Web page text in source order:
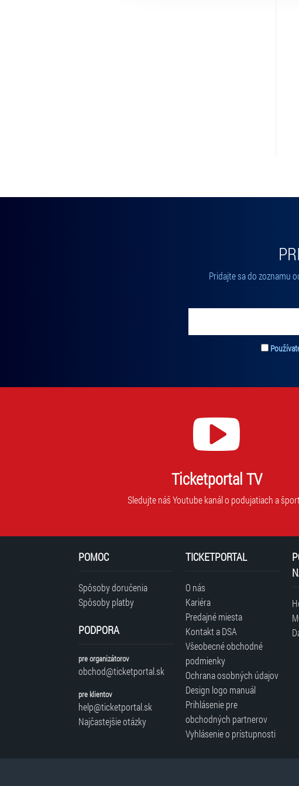
Pridajte sa do zoznamu
Zadajte svoju e-mailovú adresu, na ktorú vám budeme zasielať
Ticketportal TV
Sledujte náš Youtube kanál o podujatiach a
POMOC
Spôsoby doručenia
Spôsoby platby
PODPORA
pre organizátorov
obchod@ticketportal.sk
pre klientov
help@ticketportal.sk
Najčastejšie otázky
TICKETPORTAL
O nás
Kariéra
Predajné miesta
Kontakt a DSA
Všeobecné obchodné
podmienky
Ochrana osobných údajov
Design logo manuál
Prihlásenie pre
obchodných partnerov
Vyhlásenie o prístupnosti